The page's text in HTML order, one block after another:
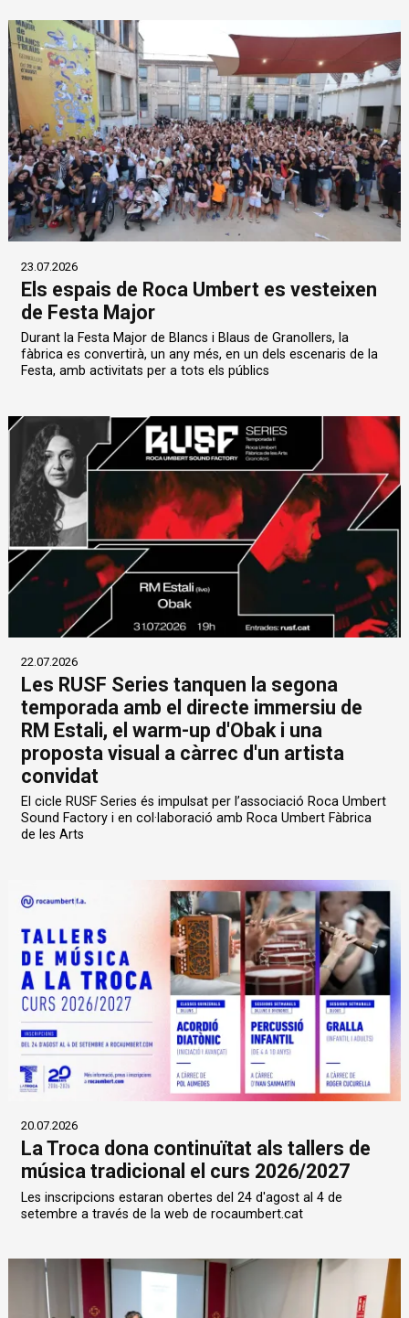
23.07.2026
Els espais de Roca Umbert es vesteixen
de Festa Major
Durant la Festa Major de Blancs i Blaus de Granollers, la
fàbrica es convertirà, un any més, en un dels escenaris de la
Festa, amb activitats per a tots els públics
22.07.2026
Les RUSF Series tanquen la segona
temporada amb el directe immersiu de
RM Estali, el warm-up d'Obak i una
proposta visual a càrrec d'un artista
convidat
El cicle RUSF Series és impulsat per l’associació Roca Umbert
Sound Factory i en col·laboració amb Roca Umbert Fàbrica
de les Arts
20.07.2026
La Troca dona continuïtat als tallers de
música tradicional el curs 2026/2027
Les inscripcions estaran obertes del 24 d'agost al 4 de
setembre a través de la web de rocaumbert.cat